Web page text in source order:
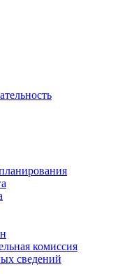
комиссия
сведений